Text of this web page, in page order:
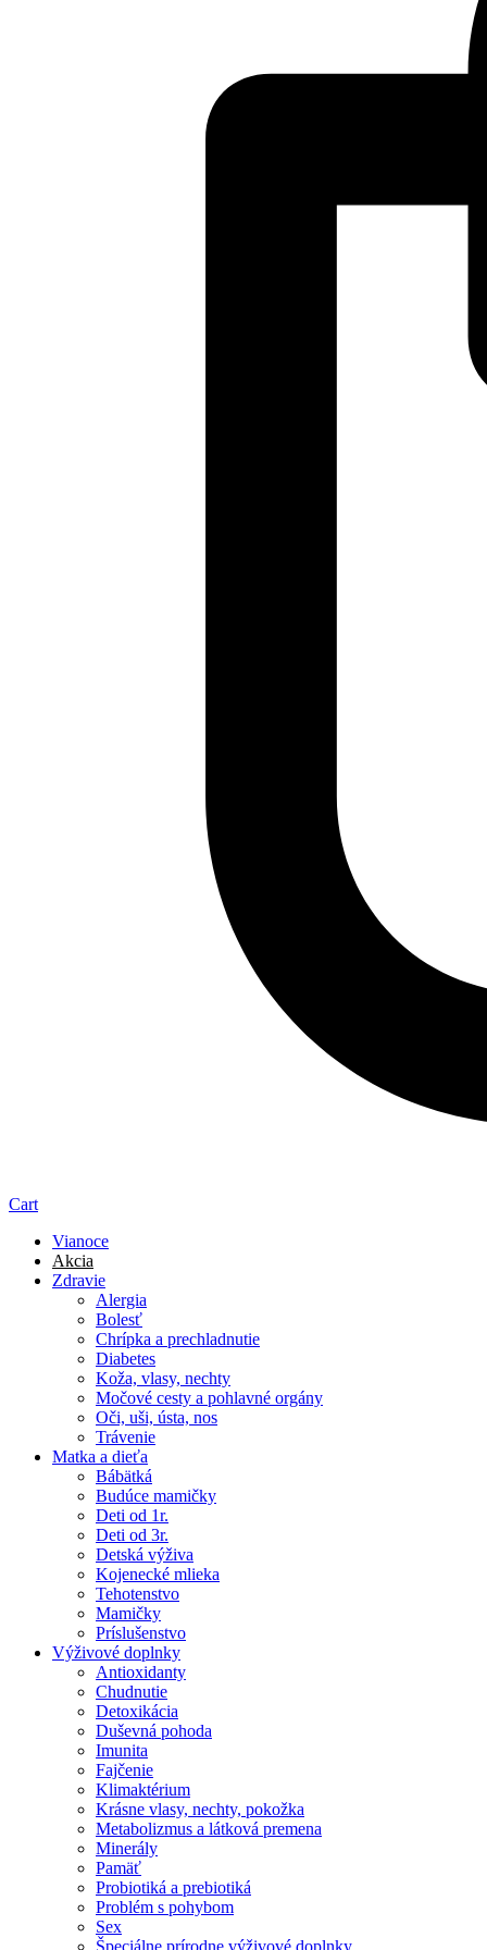
Cart
Vianoce
Akcia
Zdravie
Alergia
Bolesť
Chrípka a prechladnutie
Diabetes
Koža, vlasy, nechty
Močové cesty a pohlavné orgány
Oči, uši, ústa, nos
Trávenie
Matka a dieťa
Bábätká
Budúce mamičky
Deti od 1r.
Deti od 3r.
Detská výživa
Kojenecké mlieka
Tehotenstvo
Mamičky
Príslušenstvo
Výživové doplnky
Antioxidanty
Chudnutie
Detoxikácia
Duševná pohoda
Imunita
Fajčenie
Klimaktérium
Krásne vlasy, nechty, pokožka
Metabolizmus a látková premena
Minerály
Pamäť
Probiotiká a prebiotiká
Problém s pohybom
Sex
Špeciálne prírodne výživové doplnky